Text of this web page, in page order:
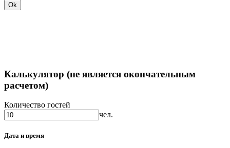
Ok
Калькулятор (не является окончательным
расчетом)
Количество гостей
чел.
Дата и время